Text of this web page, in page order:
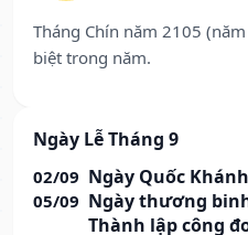
Tháng Chín năm 2105
biệt trong năm.
Ngày Lễ Tháng 9
02/09 Ngày Quốc Khánh
05/09 Ngày thương
Thành lập công